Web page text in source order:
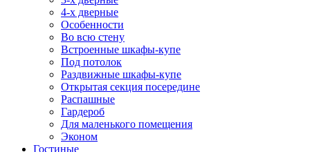
4-х дверные
Особенности
Во всю стену
Встроенные шкафы-купе
Под потолок
Раздвижные шкафы-купе
Открытая секция посередине
Распашные
Гардероб
Для маленького помещения
Эконом
Гостиные